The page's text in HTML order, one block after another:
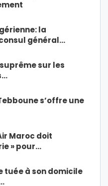
la
général…
sur les
s’offre une
Maroc doit
» pour…
tuée à son domicile